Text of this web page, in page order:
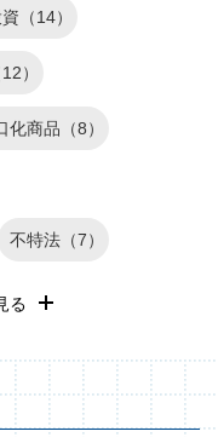
（14）
）
化商品（8）
不特法（7）
続（5）
資（1）
る